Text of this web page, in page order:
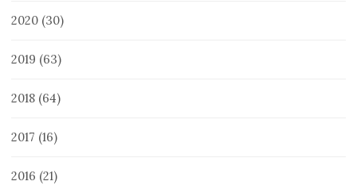
2020 (30)
2019 (63)
2018 (64)
2017 (16)
2016 (21)